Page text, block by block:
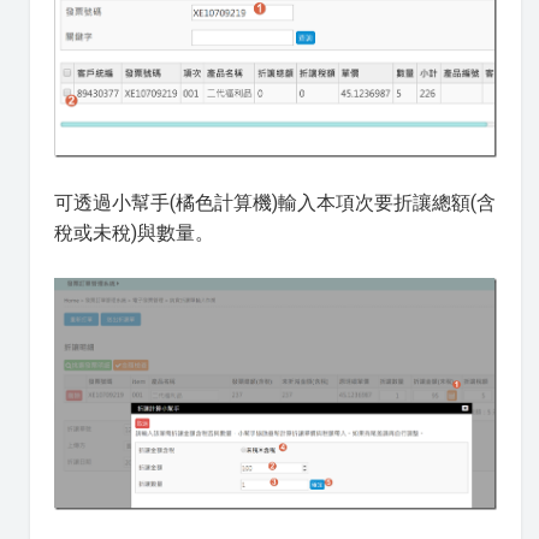
可透過小幫手(橘色計算機)輸入本項次要折讓總額(含
稅或未稅)與數量。